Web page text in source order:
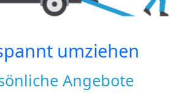
umziehen
Angebote